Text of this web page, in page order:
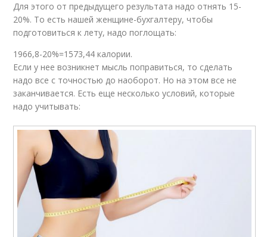
Для этого от предыдущего результата надо отнять 15-
20%. То есть нашей женщине-бухгалтеру, чтобы
подготовиться к лету, надо поглощать:
1966,8-20%=1573,44 калории.
Если у нее возникнет мысль поправиться, то сделать
надо все с точностью до наоборот. Но на этом все не
заканчивается. Есть еще несколько условий, которые
надо учитывать: